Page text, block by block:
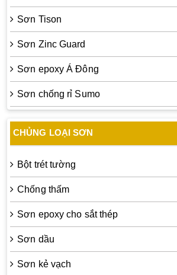
Sơn Tison
Sơn Zinc Guard
Sơn epoxy Á Đông
Sơn chống rỉ Sumo
CHỦNG LOẠI SƠN
Bột trét tường
Chống thấm
Sơn epoxy cho sắt thép
Sơn dầu
Sơn kẻ vạch